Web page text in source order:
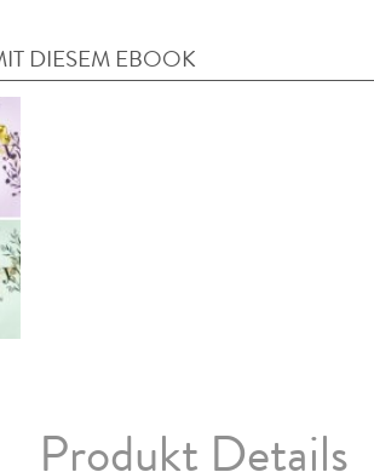
DIESEM EBOOK
Produkt Details